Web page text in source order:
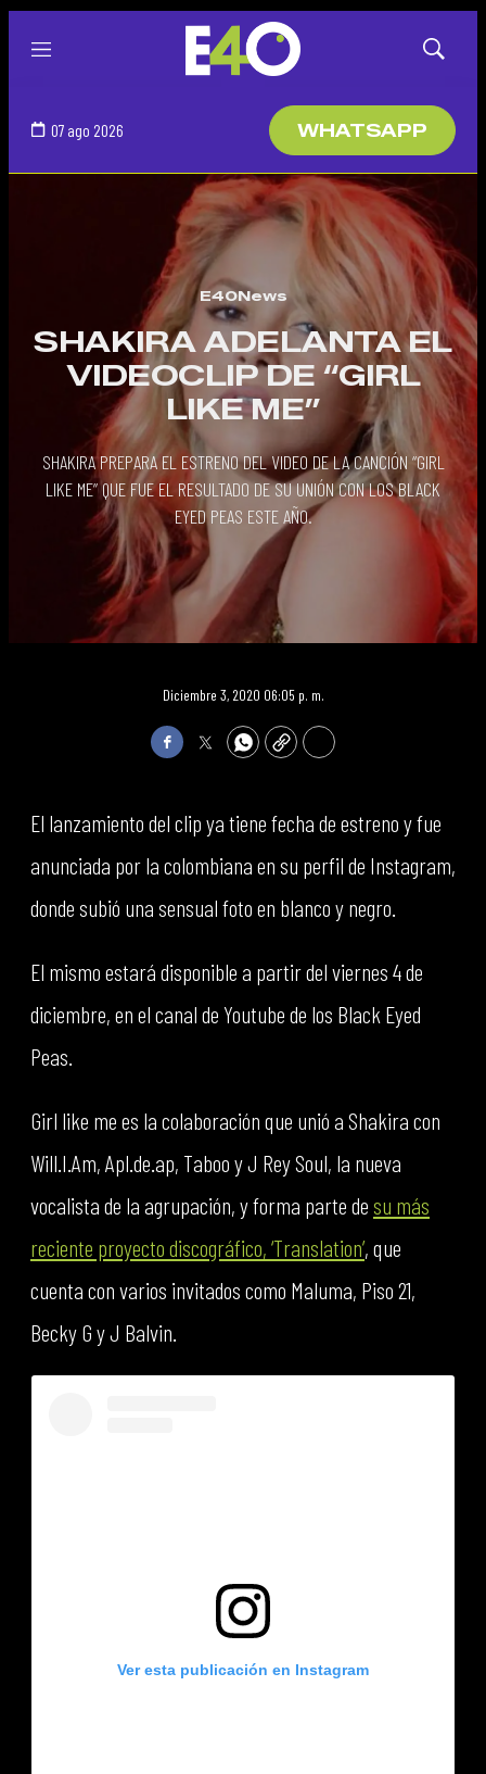
Menú
Mostrar
07 ago 2026 WHATSAPP
E40News
SHAKIRA ADELANTA EL
VIDEOCLIP DE “GIRL
LIKE ME”
SHAKIRA PREPARA EL ESTRENO DEL VIDEO DE LA CANCIÓN “GIRL
LIKE ME” QUE FUE EL RESULTADO DE SU UNIÓN CON LOS BLACK
EYED PEAS ESTE AÑO.
Diciembre 3, 2020 06:05 p. m.
FacebookTwitterWhatsApp
Copy Print
El lanzamiento del clip ya tiene fecha de estreno y fue
anunciada por la colombiana en su perfil de Instagram,
donde subió una sensual foto en blanco y negro.
El mismo estará disponible a partir del viernes 4 de
diciembre, en el canal de Youtube de los Black Eyed
Peas.
Girl like me es la colaboración que unió a Shakira con
Will.I.Am, Apl.de.ap, Taboo y J Rey Soul, la nueva
vocalista de la agrupación, y forma parte de su más
reciente proyecto discográfico, ‘Translation’, que
cuenta con varios invitados como Maluma, Piso 21,
Becky G y J Balvin.
Ver esta publicación en Instagram